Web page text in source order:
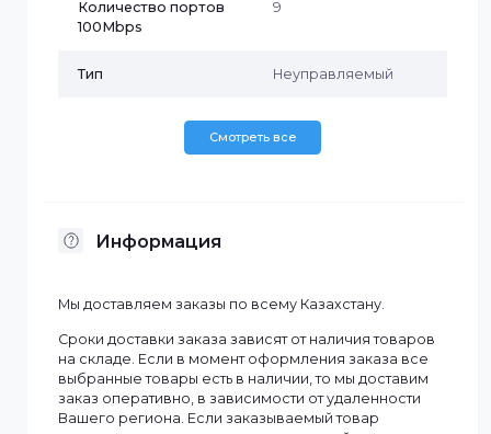
Характеристики
портов
Количество портов
100Mbps
9
Тип Неуправляемый